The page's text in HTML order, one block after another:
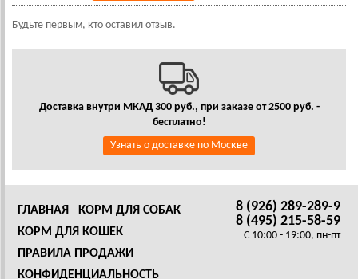
Будьте первым, кто оставил отзыв.
Доставка внутри МКАД 300 руб., при заказе от 2500 руб. -
бесплатно!
Узнать о доставке по Москве
8 (926) 289-289-9
8 (495) 215-58-59
C 10:00 - 19:00, пн-пт
ГЛАВНАЯ
КОРМ ДЛЯ СОБАК
КОРМ ДЛЯ КОШЕК
ПРАВИЛА ПРОДАЖИ
КОНФИДЕНЦИАЛЬНОСТЬ